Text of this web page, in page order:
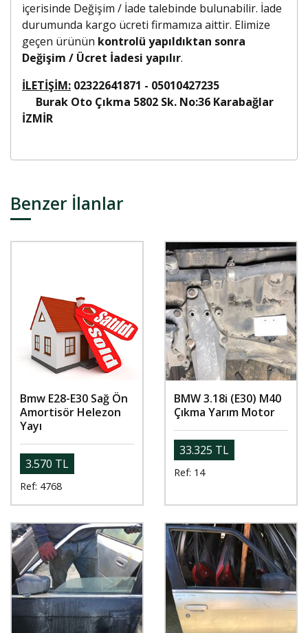
içerisinde Değişim / İade talebinde bulunabilir. İade
durumunda kargo ücreti firmamıza aittir. Elimize
geçen ürünün kontrolü yapıldıktan sonra
Değişim / Ücret İadesi yapılır.
İLETİŞİM: 02322641871 - 05010427235
Burak Oto Çıkma 5802 Sk. No:36 Karabağlar
İZMİR
Benzer İlanlar
Bmw E28-E30 Sağ Ön
Amortisör Helezon
Yayı
3.570 TL
Ref: 4768
BMW 3.18i (E30) M40
Çıkma Yarım Motor
33.325 TL
Ref: 14